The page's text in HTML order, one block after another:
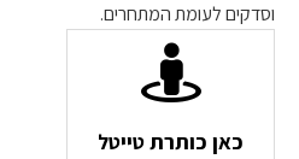
וסדקים לעומת המתחרים.
כאן כותרת טייטל